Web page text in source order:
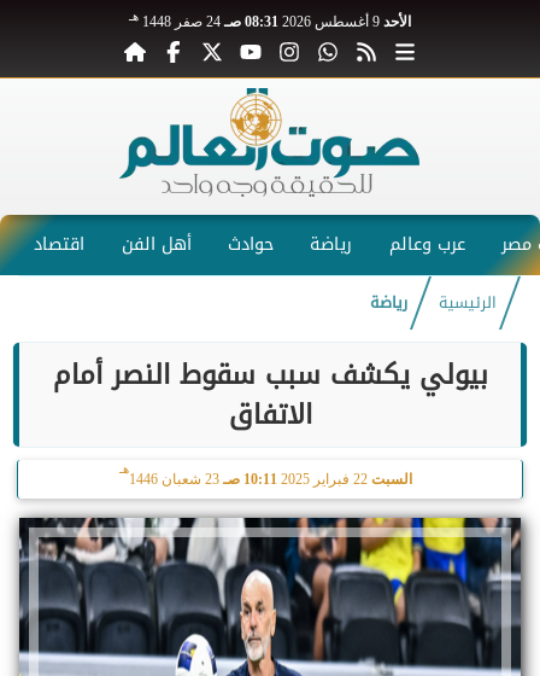
الأحد 08:31 صـ 24 صفر 1448 هـ
عرب وعالم رياضة حوادث أهل الفن اقتصاد
الرئيسية رياضة
بيولي يكشف سبب سقوط النصر أمام
الاتفاق
السبت 22 فبراير 2025 10:11 صـ 23 شعبان 1446
هـ